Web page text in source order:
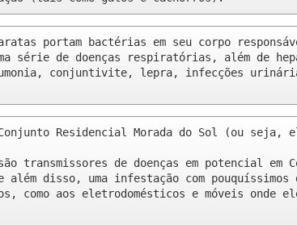
portam bactérias em seu corpo
série de doenças respiratórias, além de
conjuntivite, lepra, infecções
Residencial Morada do Sol (ou seja,
transmissores de doenças em potencial em
além disso, uma infestação com
como aos eletrodomésticos e móveis onde